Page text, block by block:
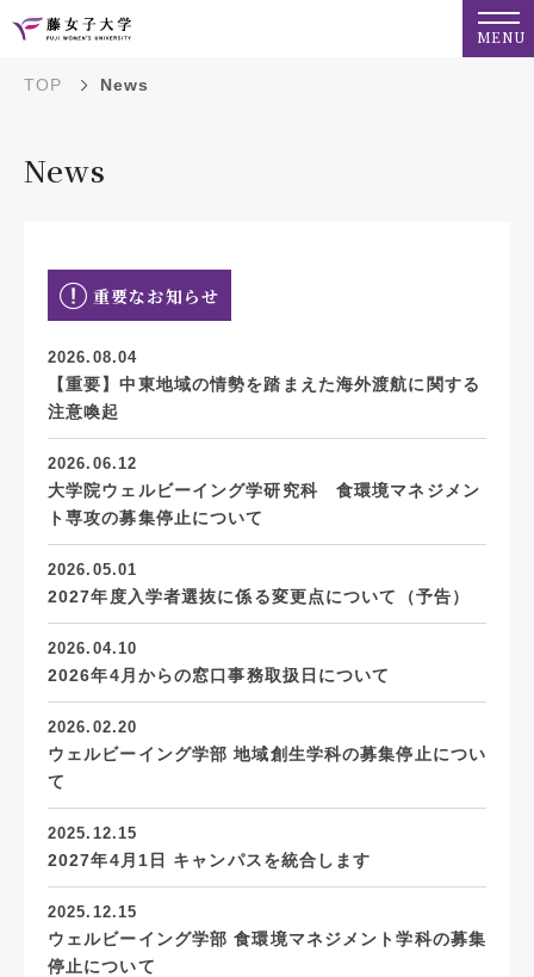
MENU
TOP News
News
重要なお知らせ
2026.08.04
【重要】中東地域の情勢を踏まえた海外渡航に関する
注意喚起
2026.06.12
大学院ウェルビーイング学研究科 食環境マネジメン
ト専攻の募集停止について
2026.05.01
2027年度入学者選抜に係る変更点について（予告）
2026.04.10
2026年4月からの窓口事務取扱日について
2026.02.20
ウェルビーイング学部 地域創生学科の募集停止につい
て
2025.12.15
2027年4月1日 キャンパスを統合します
2025.12.15
ウェルビーイング学部 食環境マネジメント学科の募集
停止について